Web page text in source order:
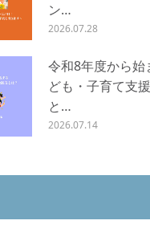
ン…
2026.07.28
令和8年度から始
ども・子育て支
と…
2026.07.14